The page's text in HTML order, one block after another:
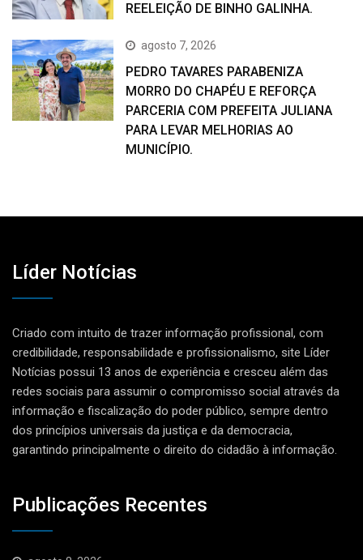
REELEIÇÃO DE BINHO GALINHA.
agosto 7, 2026
PEDRO TAVARES PARABENIZA
MORRO DO CHAPÉU E REFORÇA
PARCERIA COM PREFEITA JULIANA
PARA LEVAR MELHORIAS AO
MUNICÍPIO.
Líder Notícias
Criado com intuito de trazer informação profissional, com
credibilidade, responsabilidade e profissionalismo, site Líder
Notícias possui 13 anos de experiência e cresceu além das
redes sociais para assumir o compromisso social através da
informação e fiscalização do poder público, sempre dentro
dos princípios universais da justiça e da democracia,
garantindo principalmente o direito do cidadão à informação.
Publicações Recentes